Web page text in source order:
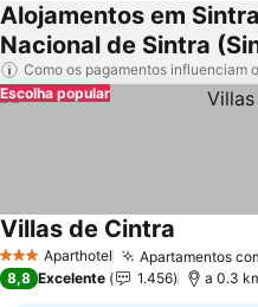
Alojamentos em
Nacional de Sintra
Como os pagamentos influenciam
Escolha popular
3 EstrelasAparthotel Apartamentos
Villas de Cintra
8,8 Excelente 1.456 a 0.3